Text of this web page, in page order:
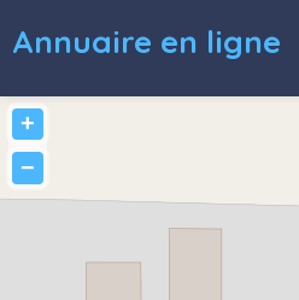
Annuaire en ligne
+
−